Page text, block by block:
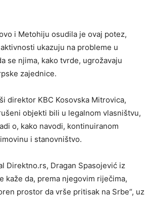
i Metohiju osudila je ovaj potez,
ukazuju na probleme u
se njima, kako tvrde, ugrožavaju
zajednice.
direktor KBC Kosovska Mitrovica,
objekti bili u legalnom vlasništvu,
o, kako navodi, kontinuiranom
i stanovništvo.
Direktno.rs, Dragan Spasojević iz
kaže da, prema njegovim riječima,
prostor da vrše pritisak na Srbe“, uz